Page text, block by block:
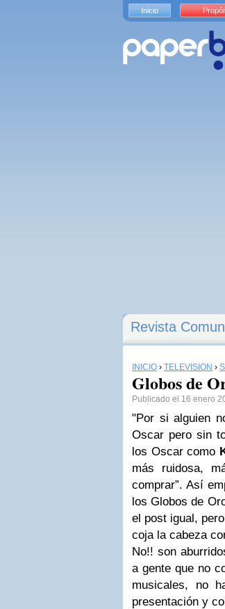
Revista
INICIO › TELEVISIÓN ›
Globos de
Publicado el 16 enero
"Por si alguien
Oscar pero sin
los Oscar como
más ruidosa,
comprar”. Así
losGlobos de
el post igual,
coja la cabeza
No!! son
a gente que no
musicales, no
presentación y
Inicio